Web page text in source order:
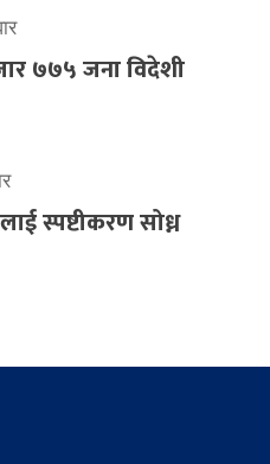
७७५ जना विदेशी
स्पष्टीकरण सोध्न